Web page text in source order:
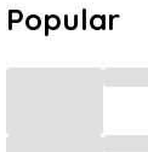
Popular